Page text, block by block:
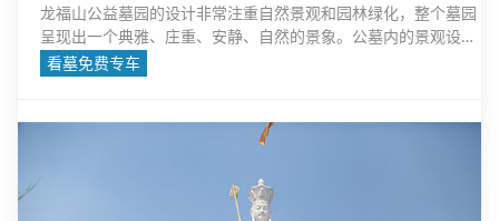
龙福山公益墓园的设计非常注重自然景观和园林绿化，整个墓园
呈现出一个典雅、庄重、安静、自然的景象。公墓内的景观设计
融入了大量的生态元素，通过绿化带、湖泊、花园、树木等的巧
妙搭配，营造出宁静、和谐的氛围。
看墓免费专车